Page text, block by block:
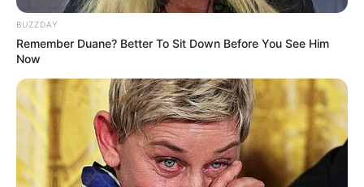
Ia menjalin hubungan dengan Krystal dari f(x) pada 2016-2017.
Berkencan denganJenniedariBLACKPINK pada tahun 2019.
Telah menerima bahwa orang membandingkannya dengan
beruang. Ia sering memakai pakaian dengan beruang, menyebut
dirinya beruang, dan bahkan memiliki klub penggemar bernama
erigoms (gom berarti beruang).
Ada di sampul Big Issue Desember 2017. Penjualan
mengalahkan rekor sejak penciptaannya.
BUZZDAY
Remember Duane? Better To Sit Down Before You See Him
Now